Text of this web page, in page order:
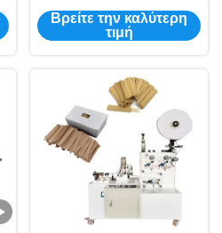
συσκευασίας
οδοντογλυφιδών
Βρείτε την καλύτερη
τιμή